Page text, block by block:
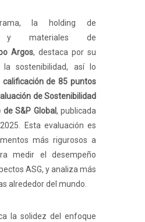
la holding de
y materiales de
Argos, destaca por su
la sostenibilidad, así lo
calificación de 85 puntos
de Sostenibilidad
S&P Global, publicada
Esta evaluación es
más rigurosos a
medir el desempeño
ASG, y analiza más
alrededor del mundo.
la solidez del enfoque